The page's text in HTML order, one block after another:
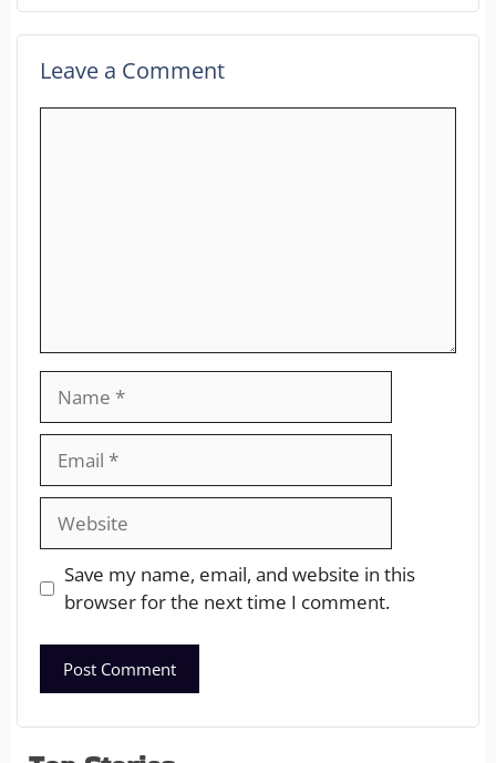
Leave a Comment
Save my name, email, and website in this
browser for the next time I comment.